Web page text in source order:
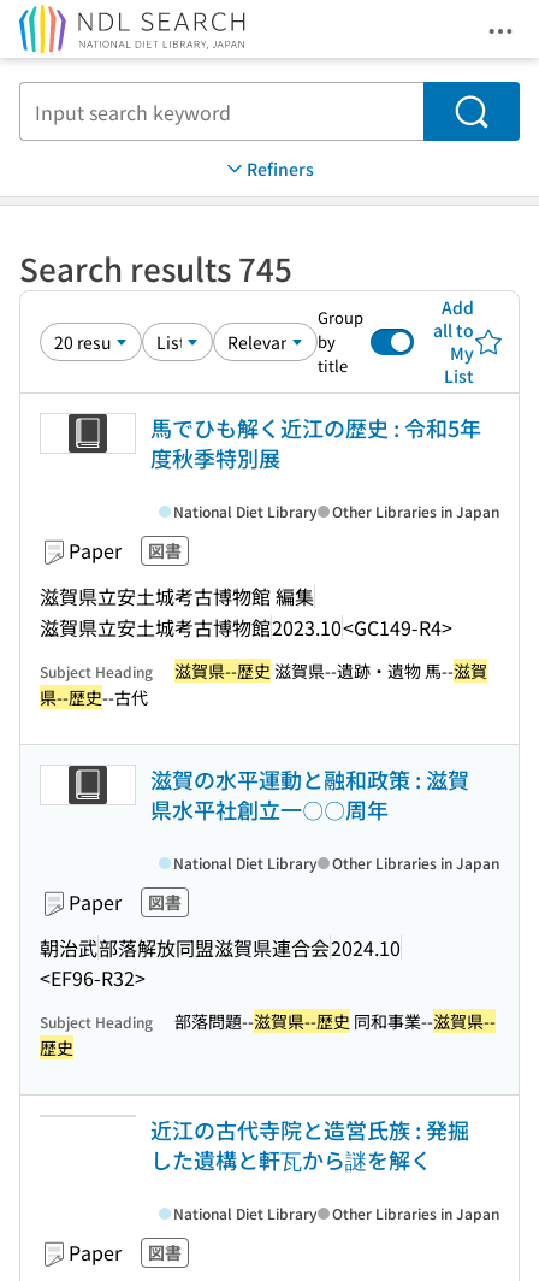
Search
Refiners
Search results 745
Group
by
title
Add
all to
My
List
馬でひも解く近江の歴史 : 令和5年
度秋季特別展
Paper 図書
滋賀県立安土城考古博物館 編集
滋賀県立安土城考古博物館2023.10<GC149-R4>
National Diet Library Other Libraries in Japan
Subject Heading 滋賀県--歴史 滋賀県--遺跡・遺物 馬--滋賀
県--歴史--古代
滋賀の水平運動と融和政策 : 滋賀
県水平社創立一〇〇周年
Paper 図書
朝治武部落解放同盟滋賀県連合会2024.10
<EF96-R32>
National Diet Library Other Libraries in Japan
Subject Heading 部落問題--滋賀県--歴史 同和事業--滋賀県--
歴史
近江の古代寺院と造営氏族 : 発掘
した遺構と軒瓦から謎を解く
Paper 図書
National Diet Library Other Libraries in Japan